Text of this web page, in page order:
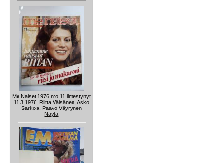
Me Naiset 1976 nro 11 ilmestynyt
11.3.1976, Riitta Väisänen, Asko
Sarkola, Paavo Väyrynen
Näytä